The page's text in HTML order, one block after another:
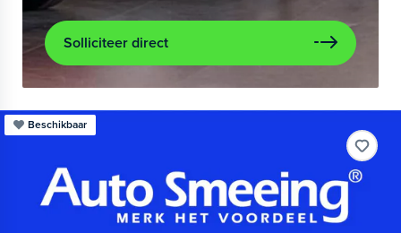
Solliciteer direct
Beschikbaar